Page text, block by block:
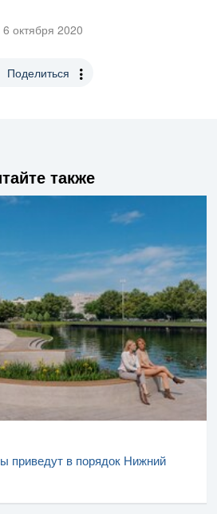
6 октября 2020
Поделиться
также
приведут в порядок Нижний